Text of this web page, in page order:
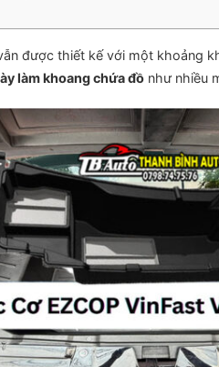
được thiết kế với một khoảng
làm khoang chứa đồ như nhiều